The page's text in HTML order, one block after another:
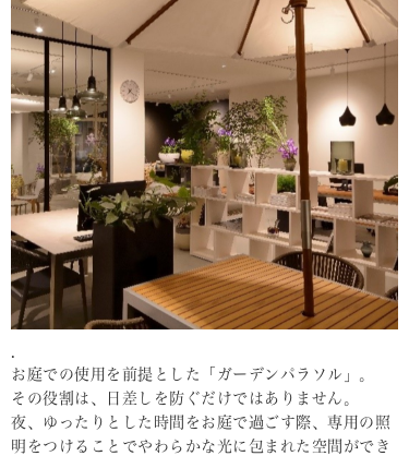
お庭での使用を前提とした「ガーデンパラソル」。
その役割は、日差しを防ぐだけではありません。
夜、ゆったりとした時間をお庭で過ごす際、専用の照
明をつけることでやわらかな光に包まれた空間ができ